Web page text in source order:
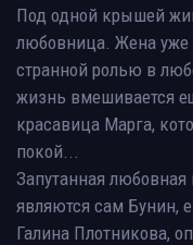
Под одной крышей
любовница. Жена уже
странной ролью в
жизнь вмешивается
красавица Марга,
покой...
Запутанная любовная
являются сам Бунин,
Галина Плотникова,